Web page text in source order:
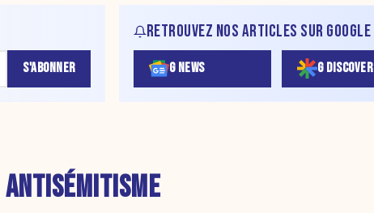
S'ABONNER
RETROUVEZ NOS ARTICLES SUR GOOGLE
G NEWS G DISCOVER
ANTISÉMITISME